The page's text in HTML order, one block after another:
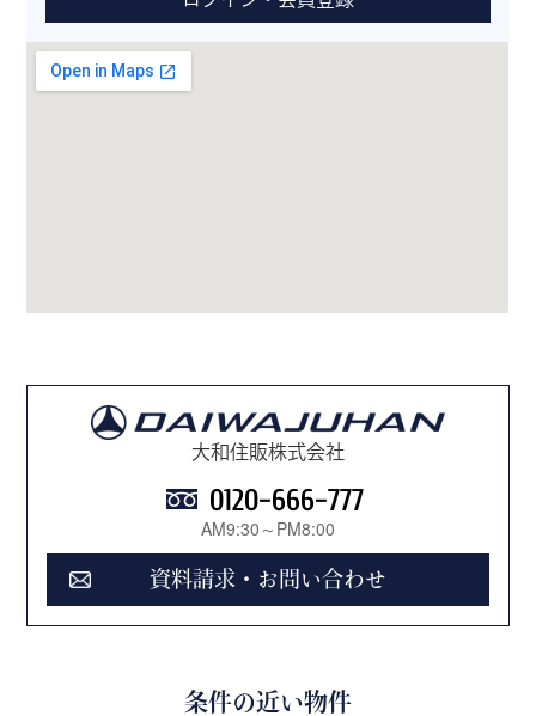
※本サービスはGoogle MAPを使用した現地の目安であり、必ず
しも現地とは限りません。また、表示されない場合もございま
す。
大和住販株式会社
0120-666-777
AM9:30～PM8:00
資料請求・お問い合わせ
条件の近い物件